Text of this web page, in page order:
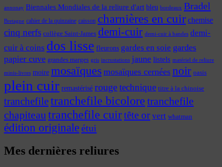
annonay Biennales Mondiales de la reliure d'art bleu bordeaux Bradel
Bretagne cahier de la quinzaine caisson charnières en cuir chemise
cinq nerfs collège Saint-James demi-cuir demi-cuir à bandes demi-
cuir à coins dos lisse fleurons gardes en soie gardes
papier cuve grandes marges gris incrustations jaune listels matériel de reliure
minis-livres moire mosaïques mosaïques cernées noir oasis
plein cuir remastérisé rougetechnique titre à la chinoise
tranchefiletranchefile bicolore tranchefile
chapiteautranchefile cuirtête or vert whatman
édition originaleétui
Mes dernières reliures